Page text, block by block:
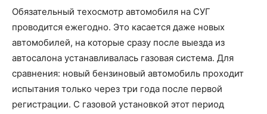
Обязательный техосмотр автомобиля на СУГ
проводится ежегодно. Это касается даже новых
автомобилей, на которые сразу после выезда из
автосалона устанавливалась газовая система. Для
сравнения: новый бензиновый автомобиль проходит
испытания только через три года после первой
регистрации. С газовой установкой этот период